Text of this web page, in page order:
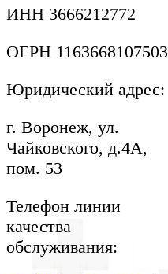
Согласие пациента на
осмотр
распорядка
Приказы на проведение
Информация для
пациентов
ИНН 3666212772
ОГРН 1163668107503
Юридический адрес:
г. Воронеж, ул.
Чайковского, д.4А,
пом. 53
Телефон линии
качества
обслуживания: